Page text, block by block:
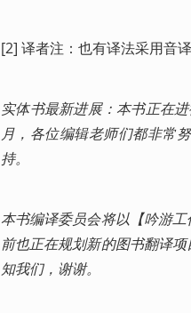
[2] 译者注：也有译法采用音
实体书最新进展：本书正在
月，各位编辑老师们都非常
持。
本书编译委员会将以【吟游
前也正在规划新的图书翻译
知我们，谢谢。